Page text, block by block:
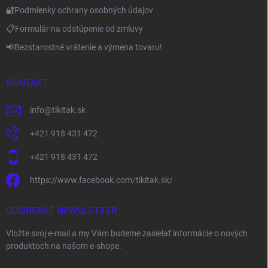
🔐Podmienky ochrany osobných údajov
📋Formulár na odstúpenie od zmluvy
📢Bezstarostné vrátenie a výmena tovaru!
KONTAKT
info@tikitak.sk
+421 918 431 472
+421 918 431 472
https://www.facebook.com/tikitak.sk/
ODOBERAŤ NEWSLETTER
Vložte svoj e-mail a my Vám budeme zasielať informácie o nových
produktoch na našom e-shope.